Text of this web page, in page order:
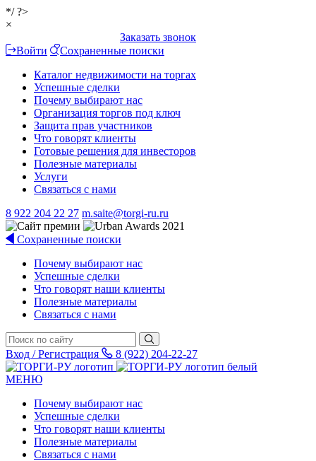
*/ ?>
×
Заказать звонок
Войти
Сохраненные поиски
Каталог недвижимости на торгах
Успешные сделки
Почему выбирают нас
Организация торгов под ключ
Защита прав участников
Что говорят клиенты
Готовые решения для инвесторов
Полезные материалы
Услуги
Связаться с нами
8 922 204 22 27 m.saite@torgi-ru.ru
Сохраненные поиски
Почему выбирают нас
Успешные сделки
Что говорят наши клиенты
Полезные материалы
Связаться с нами
Вход / Регистрация 8 (922) 204-22-27
МЕНЮ
Почему выбирают нас
Успешные сделки
Что говорят наши клиенты
Полезные материалы
Связаться с нами